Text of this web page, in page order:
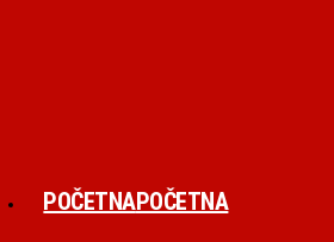
POČETNAPOČETNA